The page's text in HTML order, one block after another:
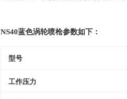
NS40蓝色涡轮喷枪参数如下：
型号
工作压力